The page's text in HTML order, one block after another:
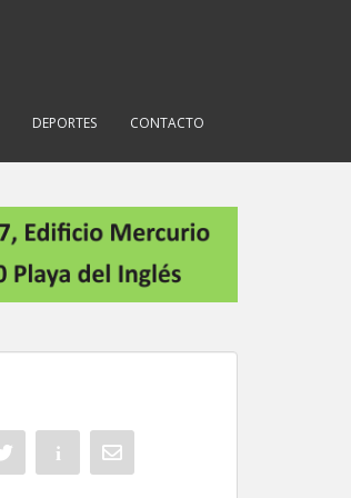
DEPORTES CONTACTO